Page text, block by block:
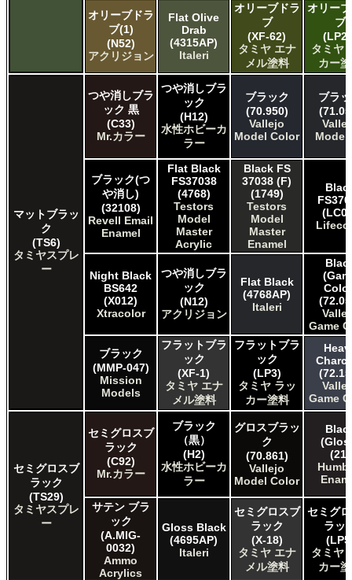
オリーブドラ
ブ(1)
(N52)
アクリジョン
Flat Olive
Drab
(4315AP)
Italeri
オリーブドラ
ブ
(XF-62)
タミヤ エナ
メル塗料
オリー
ブ
タミヤ
カー
マットブラッ
ク
(TS6)
タミヤスプレ
ー
つや消しブラ
ック 黒
(C33)
Mr.カラー
つや消しブラ
ック
(H12)
水性ホビーカ
ラー
ブラック
(70.950)
Vallejo
Model Color
ブラ
Model
ブラック(つ
や消し)
(32108)
Revell Email
Enamel
Flat Black
FS37038
(4768)
Testors
Model
Master
Acrylic
Black FS
37038 (F)
(1749)
Testors
Model
Master
Enamel
Night Black
BS642
(X012)
Xtracolor
つや消しブラ
ック
(N12)
アクリジョン
Flat Black
(4768AP)
Italeri
Game
ブラック
(MMP-047)
Mission
Models
フラットブラ
ック
(XF-1)
タミヤ エナ
メル塗料
フラットブラ
ック
(LP3)
タミヤ ラッ
カー塗料
Game
セミグロスブ
ラック
(TS29)
タミヤスプレ
ー
セミグロスブ
ラック
(C92)
Mr.カラー
ブラック
（黒）
(H2)
水性ホビーカ
ラー
グロスブラッ
ク
(70.861)
Vallejo
Model Color
(21)
サテン ブラ
ック
(A.MIG-
0032)
Ammo
Acrylics
Gloss Black
(4695AP)
Italeri
セミグロスブ
ラック
(X-18)
タミヤ エナ
メル塗料
セミグ
ラッ
タミヤ
カー